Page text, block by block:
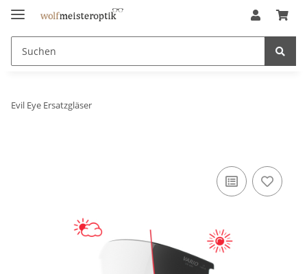
Evil Eye Ersatzgläser